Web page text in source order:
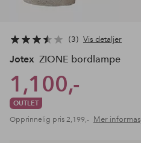
3 Vis detaljer
Jotex ZIONE bordlampe
1,100,-
OUTLET
Opprinnelig pris 2,199,- Mer